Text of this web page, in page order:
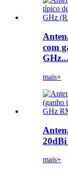
com
GHz...
mais+
20dBi
mais+